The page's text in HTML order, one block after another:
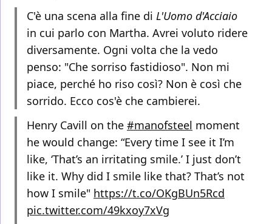
C'è una scena alla fine di L'Uomo d'Acciaio
in cui parlo con Martha. Avrei voluto ridere
diversamente. Ogni volta che la vedo
penso: "Che sorriso fastidioso". Non mi
piace, perché ho riso così? Non è così che
sorrido. Ecco cos'è che cambierei.
Henry Cavill on the #manofsteel moment
he would change: “Every time I see it I’m
like, ‘That’s an irritating smile.’ I just don’t
like it. Why did I smile like that? That’s not
how I smile" https://t.co/OKgBUn5Rcd
pic.twitter.com/49kxoy7xVg